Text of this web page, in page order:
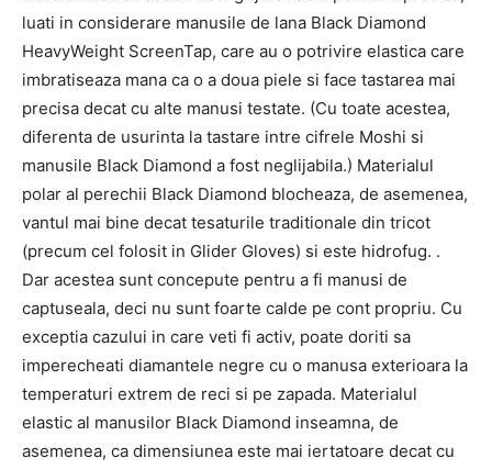
luati in considerare manusile de lana Black Diamond
HeavyWeight ScreenTap, care au o potrivire elastica care
imbratiseaza mana ca o a doua piele si face tastarea mai
precisa decat cu alte manusi testate. (Cu toate acestea,
diferenta de usurinta la tastare intre cifrele Moshi si
manusile Black Diamond a fost neglijabila.) Materialul
polar al perechii Black Diamond blocheaza, de asemenea,
vantul mai bine decat tesaturile traditionale din tricot
(precum cel folosit in Glider Gloves) si este hidrofug. .
Dar acestea sunt concepute pentru a fi manusi de
captuseala, deci nu sunt foarte calde pe cont propriu. Cu
exceptia cazului in care veti fi activ, poate doriti sa
imperecheati diamantele negre cu o manusa exterioara la
temperaturi extrem de reci si pe zapada. Materialul
elastic al manusilor Black Diamond inseamna, de
asemenea, ca dimensiunea este mai iertatoare decat cu